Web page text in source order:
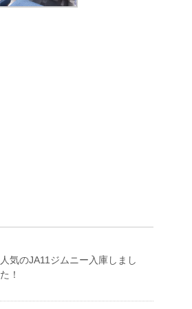
人気のJA11ジムニー入庫しまし
た！